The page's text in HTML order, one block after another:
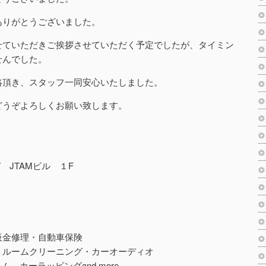
がとうございました。
いただきご挨拶させていただく予定でしたが、タイミン
でした。
き、スタッフ一同安心いたしました。
ぞよろしくお願い致します。
JTAMビル １F
修理・自動車保険
ームクリーニング・カーオーディオ